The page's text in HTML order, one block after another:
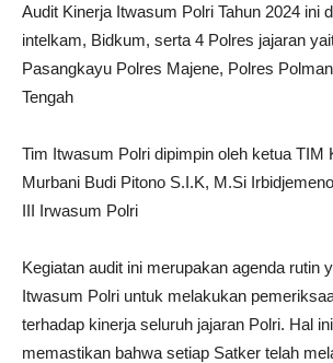
Audit Kinerja Itwasum Polri Tahun 2024 ini
intelkam, Bidkum, serta 4 Polres jajaran
Pasangkayu Polres Majene, Polres
Tengah
Tim Itwasum Polri dipimpin oleh ketua TIM
Murbani Budi Pitono S.I.K, M.Si
III Irwasum Polri
Kegiatan audit ini merupakan agenda rutin
Itwasum Polri untuk melakukan
terhadap kinerja seluruh jajaran Polri. Hal
memastikan bahwa setiap Satker telah